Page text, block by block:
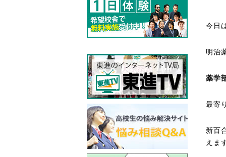
今日
明治
薬学
最寄
新百
えま